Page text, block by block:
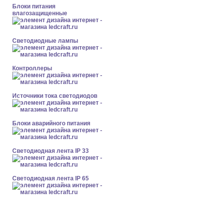
Блоки питания
влагозащищенные
Светодиодные лампы
Контроллеры
Источники тока светодиодов
Блоки аварийного питания
Светодиодная лента IP 33
Светодиодная лента IP 65